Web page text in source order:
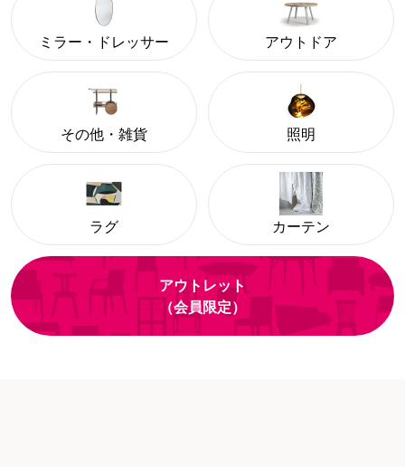
ミラー・ドレッサー アウトドア
その他・雑貨 照明
ラグ カーテン
アウトレット
（会員限定）